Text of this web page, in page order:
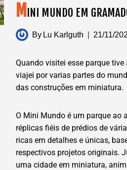
M INI MUNDO EM
By Lu Karlguth 21/11/
Quando visitei esse parque tive
viajei por varias partes do
das construções em miniatura.
O Mini Mundo é um parque ao
réplicas fiéis de prédios de
ricas em detalhes e únicas,
respectivos projetos originais.
uma cidade em miniatura,